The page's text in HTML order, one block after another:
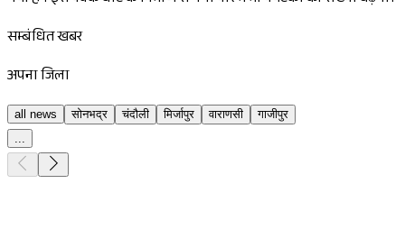
सम्बंधित खबर
अपना जिला
all news सोनभद्र चंदौली मिर्जापुर वाराणसी
गाजीपुर
...